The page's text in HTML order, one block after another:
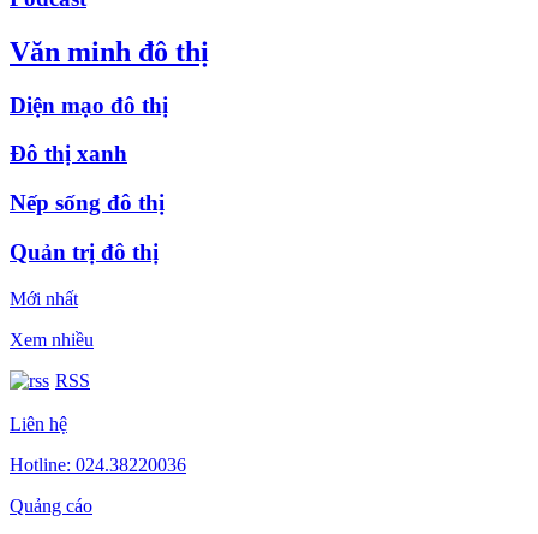
Văn minh đô thị
Diện mạo đô thị
Đô thị xanh
Nếp sống đô thị
Quản trị đô thị
Mới nhất
Xem nhiều
RSS
Liên hệ
Hotline: 024.38220036
Quảng cáo